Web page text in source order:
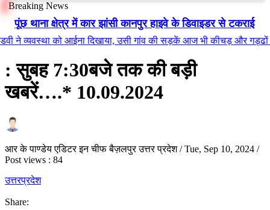
Breaking News
पूंछ थाना क्षेत्र में कार झांसी कानपुर हाइवे के डिवाइडर से टकराई
को आईना दिखाया, उसी गांव की सड़कें आज भी कीचड़ और गड्ढों में
: सुबह 7:30बजे तक की बड़ी
खबरें….* 10.09.2024
आर के पाण्डेय एडिटर इन चीफ बैज़लपुर उत्तर प्रदेश/Tue, Sep 10, 2024 /
Post views : 84
उत्तरप्रदेश
Share: